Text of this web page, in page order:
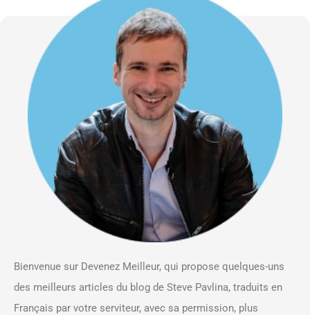
Bienvenue sur Devenez Meilleur, qui propose quelques-uns
des meilleurs articles du blog de Steve Pavlina, traduits en
Français par votre serviteur, avec sa permission, plus